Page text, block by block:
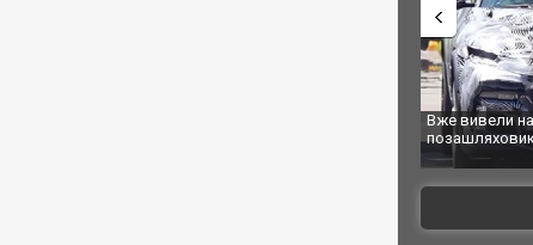
Вже вивели на тести: Ferrari готує оновлення
позашляховика Purosangue. ВІДЕО